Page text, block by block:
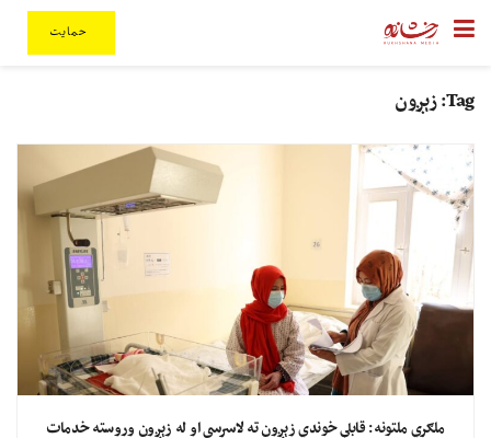
حمایت
Tag: زېږون
ملګري ملتونه: قابلې خوندي زېږون ته لاسرسی او له زېږون وروسته خدمات